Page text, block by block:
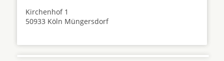
Kirchenhof 1
50933 Köln Müngersdorf